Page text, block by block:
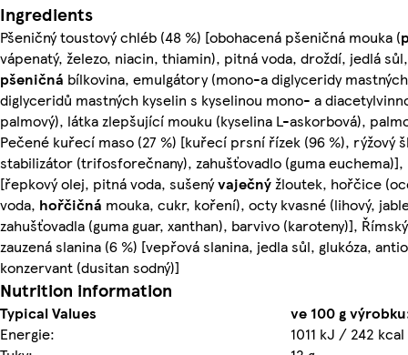
Ingredients
Pšeničný toustový chléb (48 %) [obohacená pšeničná mouka (
vápenatý, železo, niacin, thiamin), pitná voda, droždí, jedlá
pšeničná bílkovina, emulgátory (mono-a diglyceridy
diglyceridů mastných kyselin s kyselinou mono- a
palmový), látka zlepšující mouku (kyselina L-askorbová),
Pečené kuřecí maso (27 %) [kuřecí prsní řízek (96 %), rýžový
stabilizátor (trifosforečnany), zahušťovadlo (guma euchema)],
[řepkový olej, pitná voda, sušenývaječnýžloutek, hořčice
voda, hořčičná mouka, cukr, koření), octy kvasné (lihový,
zahušťovadla (guma guar, xanthan), barvivo (karoteny)],
zauzená slanina (6 %) [vepřová slanina, jedla sůl, glukóza,
konzervant (dusitan sodný)]
Nutrition information
Typical Values
ve 100 g
Energie:
1011 kJ / 242 kcal